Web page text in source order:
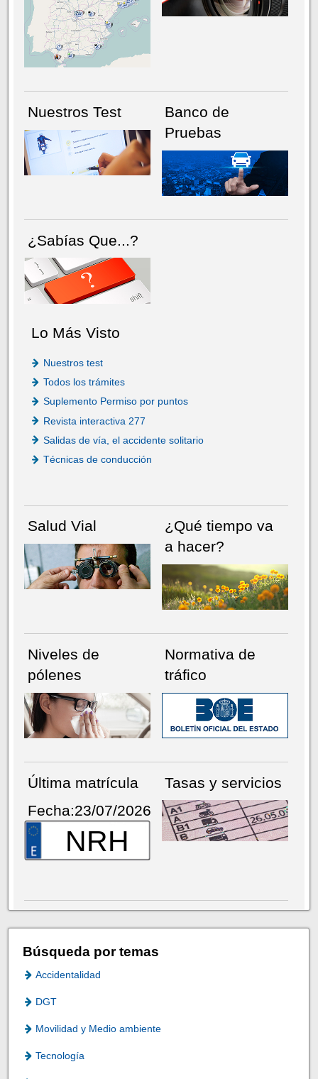
NÚMERO ACTUALHEMEROTECA
Nuestros Test
Banco de
Pruebas
¿Sabías Que...?
Lo Más Visto
Nuestros test
Todos los trámites
Suplemento Permiso por puntos
Revista interactiva 277
Salidas de vía, el accidente solitario
Técnicas de conducción
Salud Vial
¿Qué tiempo va
a hacer?
Niveles de
pólenes
Normativa de
tráfico
Última matrícula
Fecha:23/07/2026
NRH
Tasas y servicios
Búsqueda por temas
Accidentalidad
DGT
Movilidad y Medio ambiente
Tecnología